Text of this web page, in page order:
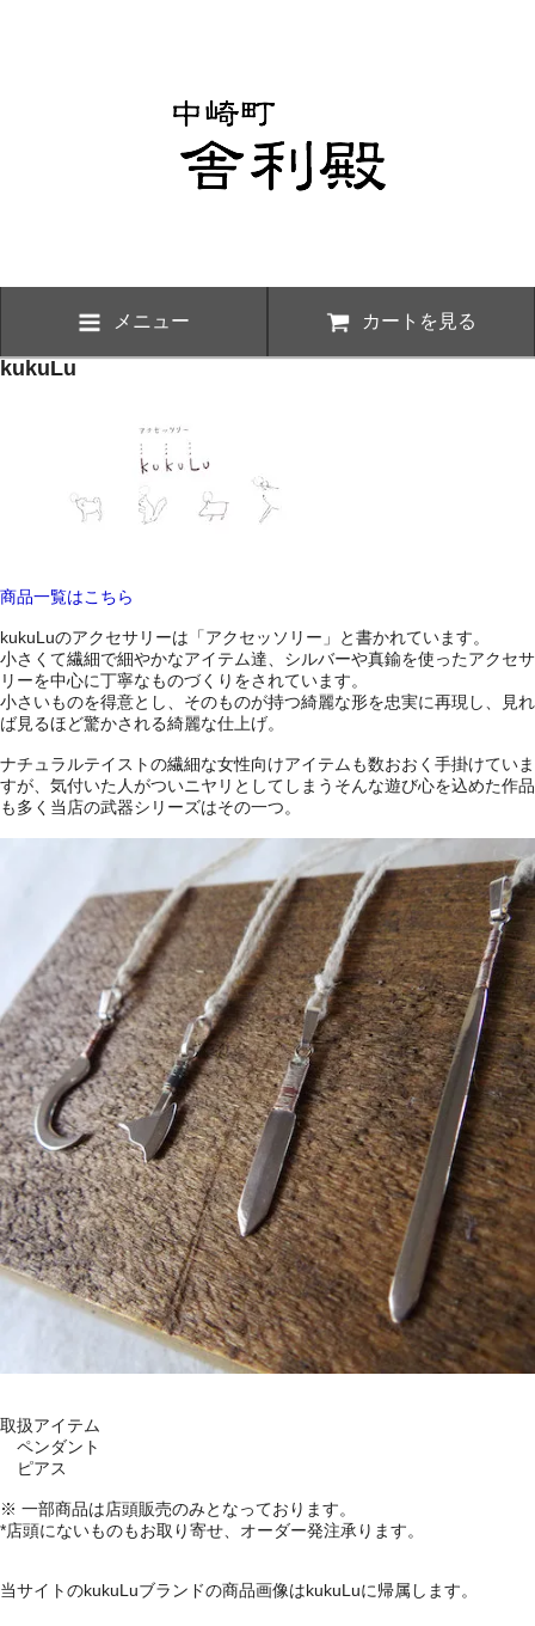
メニュー カートを見る
kukuLu
商品一覧はこちら
kukuLuのアクセサリーは「アクセッソリー」と書かれています。
小さくて繊細で細やかなアイテム達、シルバーや真鍮を使ったアクセサ
リーを中心に丁寧なものづくりをされています。
小さいものを得意とし、そのものが持つ綺麗な形を忠実に再現し、見れ
ば見るほど驚かされる綺麗な仕上げ。
ナチュラルテイストの繊細な女性向けアイテムも数おおく手掛けていま
すが、気付いた人がついニヤリとしてしまうそんな遊び心を込めた作品
も多く当店の武器シリーズはその一つ。
取扱アイテム
ペンダント
ピアス
※ 一部商品は店頭販売のみとなっております。
*店頭にないものもお取り寄せ、オーダー発注承ります。
当サイトのkukuLuブランドの商品画像はkukuLuに帰属します。